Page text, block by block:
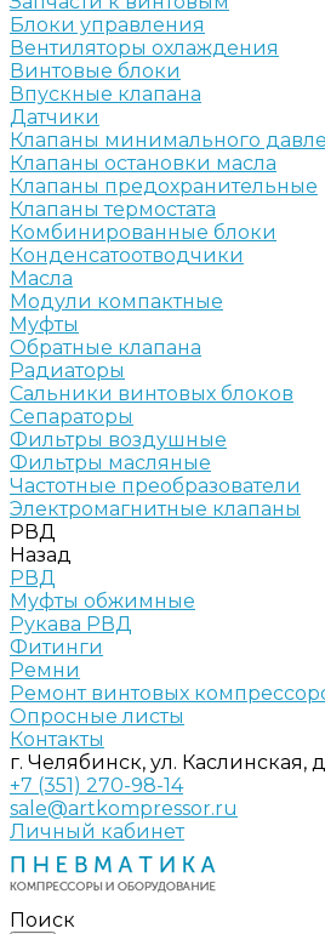
Блоки управления
Вентиляторы охлаждения
Винтовые блоки
Впускные клапана
Датчики
Клапаны минимального
Клапаны остановки масла
Клапаны предохранительные
Клапаны термостата
Комбинированные блоки
Конденсатоотводчики
Масла
Модули компактные
Муфты
Обратные клапана
Радиаторы
Сальники винтовых блоков
Сепараторы
Фильтры воздушные
Фильтры масляные
Частотные преобразователи
Электромагнитные клапаны
РВД
Назад
РВД
Муфты обжимные
Рукава РВД
Фитинги
Ремни
Ремонт винтовых
Опросные листы
Контакты
г. Челябинск, ул. Каслинская,
+7 (351) 270-98-14
sale@artkompressor.ru
Личный кабинет
Поиск